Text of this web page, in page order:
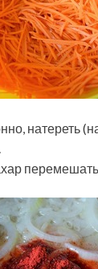
натереть